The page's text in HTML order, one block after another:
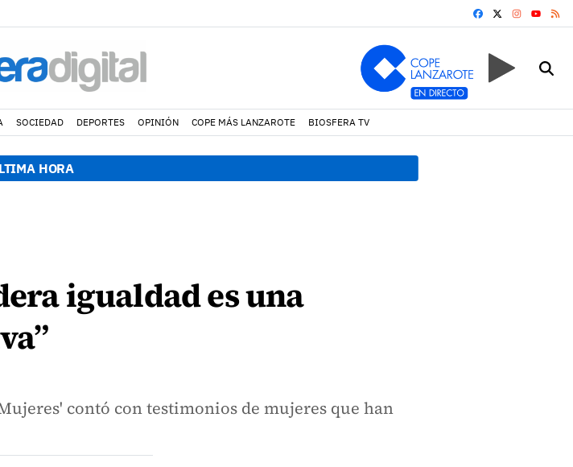
FACEBOOK
YOUTUBE
SOCIEDAD DEPORTES OPINIÓN COPE MÁS LANZAROTE BIOSFERA TV
HORA
igualdad es una
contó con testimonios de mujeres que han